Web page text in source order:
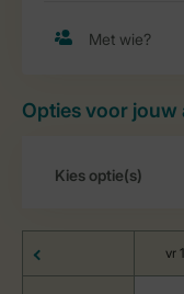
Opties voor
vr